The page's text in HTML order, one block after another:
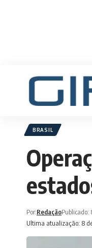
BRASIL
Ultima atualização: 8
Por:RedaçãoPublicado: